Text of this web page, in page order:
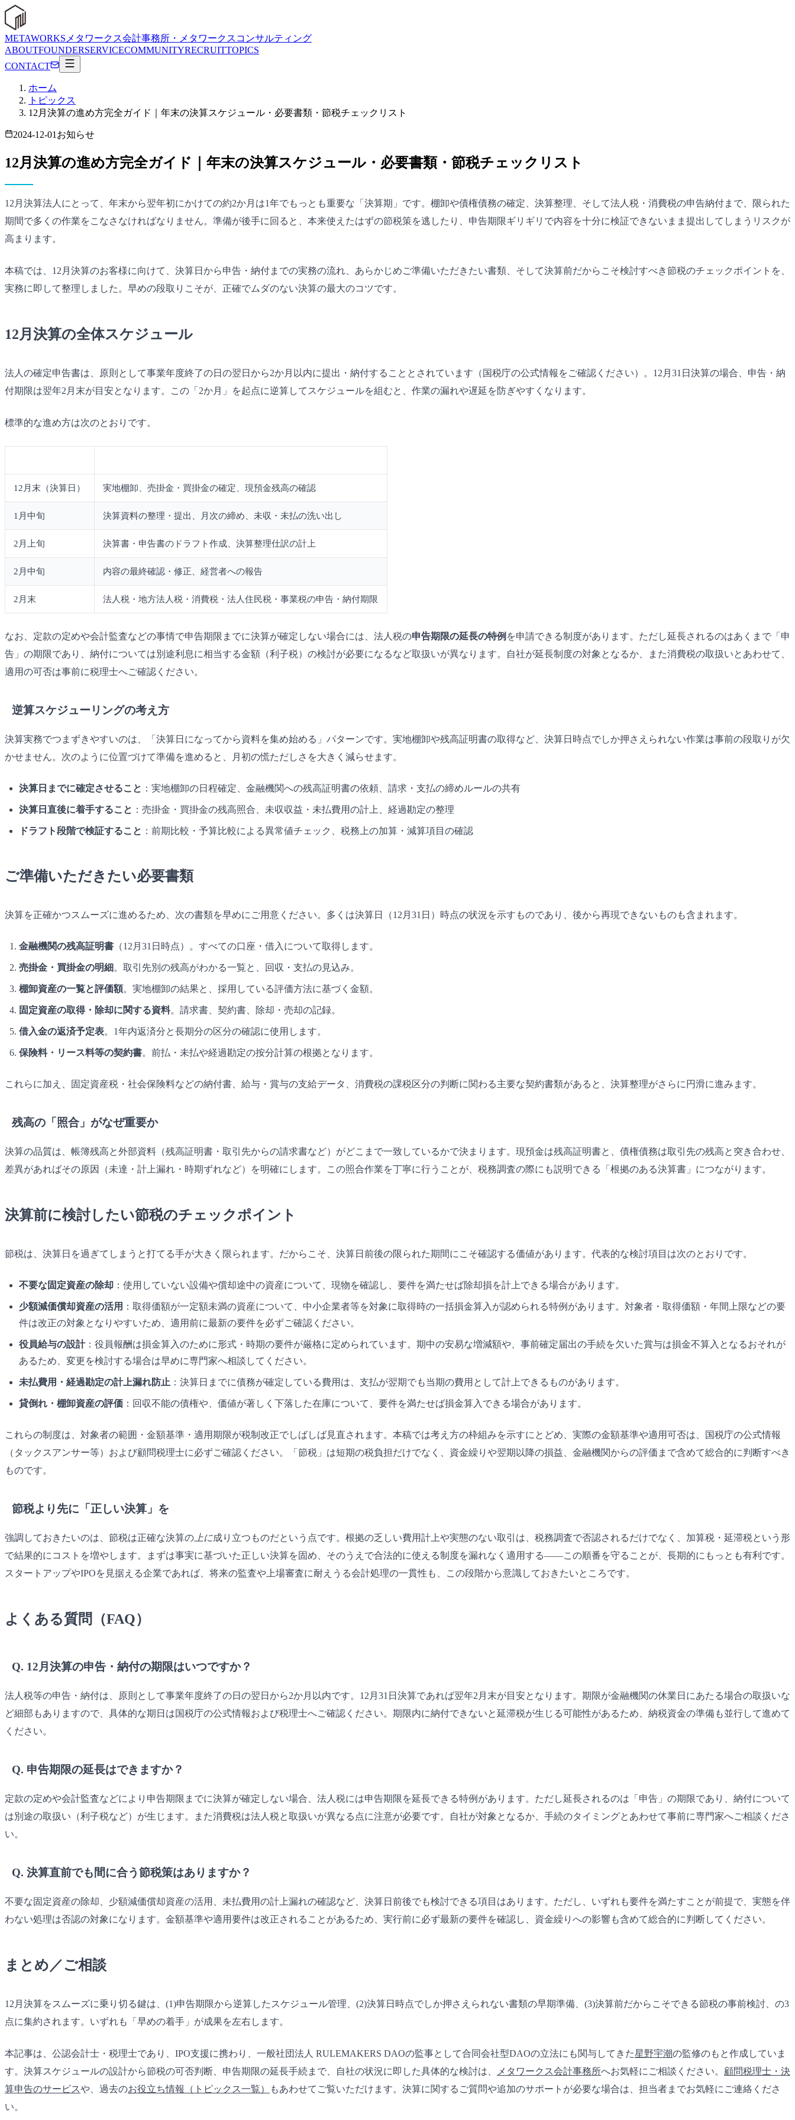
METAWORKS メタワークス会計事務所・メタワークスコンサルティング
ABOUTFOUNDERSERVICECOMMUNITYRECRUITTOPICS
CONTACT
ホーム
トピックス
12月決算の進め方完全ガイド｜年末の決算スケジュール・必要書類・節税チェックリスト
2024-12-01 お知らせ
12月決算の進め方完全ガイド｜年末の決算スケジュール・必要書類・節税チェックリスト
12月決算法人にとって、年末から翌年初にかけての約2か月は1年でもっとも重要な「決算期」です。棚卸や債権債務の確定、決算整理、そして法人税・消費税の申告納付まで、限られた
期間で多くの作業をこなさなければなりません。準備が後手に回ると、本来使えたはずの節税策を逃したり、申告期限ギリギリで内容を十分に検証できないまま提出してしまうリスクが
高まります。
本稿では、12月決算のお客様に向けて、決算日から申告・納付までの実務の流れ、あらかじめご準備いただきたい書類、そして決算前だからこそ検討すべき節税のチェックポイントを、
実務に即して整理しました。早めの段取りこそが、正確でムダのない決算の最大のコツです。
12月決算の全体スケジュール
法人の確定申告書は、原則として事業年度終了の日の翌日から2か月以内に提出・納付することとされています（国税庁の公式情報をご確認ください）。12月31日決算の場合、申告・納
付期限は翌年2月末が目安となります。この「2か月」を起点に逆算してスケジュールを組むと、作業の漏れや遅延を防ぎやすくなります。
標準的な進め方は次のとおりです。
12月末（決算日） 実地棚卸、売掛金・買掛金の確定、現預金残高の確認
1月中旬 決算資料の整理・提出、月次の締め、未収・未払の洗い出し
2月上旬 決算書・申告書のドラフト作成、決算整理仕訳の計上
2月中旬 内容の最終確認・修正、経営者への報告
2月末 法人税・地方法人税・消費税・法人住民税・事業税の申告・納付期限
なお、定款の定めや会計監査などの事情で申告期限までに決算が確定しない場合には、法人税の申告期限の延長の特例 を申請できる制度があります。ただし延長されるのはあくまで「申
告」の期限であり、納付については別途利息に相当する金額（利子税）の検討が必要になるなど取扱いが異なります。自社が延長制度の対象となるか、また消費税の取扱いとあわせて、
適用の可否は事前に税理士へご確認ください。
逆算スケジューリングの考え方
決算実務でつまずきやすいのは、「決算日になってから資料を集め始める」パターンです。実地棚卸や残高証明書の取得など、決算日時点でしか押さえられない作業は事前の段取りが欠
かせません。次のように位置づけて準備を進めると、月初の慌ただしさを大きく減らせます。
決算日までに確定させること ：実地棚卸の日程確定、金融機関への残高証明書の依頼、請求・支払の締めルールの共有
決算日直後に着手すること ：売掛金・買掛金の残高照合、未収収益・未払費用の計上、経過勘定の整理
ドラフト段階で検証すること ：前期比較・予算比較による異常値チェック、税務上の加算・減算項目の確認
ご準備いただきたい必要書類
決算を正確かつスムーズに進めるため、次の書類を早めにご用意ください。多くは決算日（12月31日）時点の状況を示すものであり、後から再現できないものも含まれます。
金融機関の残高証明書 （12月31日時点）。すべての口座・借入について取得します。
売掛金・買掛金の明細 。取引先別の残高がわかる一覧と、回収・支払の見込み。
棚卸資産の一覧と評価額。実地棚卸の結果と、採用している評価方法に基づく金額。
固定資産の取得・除却に関する資料。請求書、契約書、除却・売却の記録。
借入金の返済予定表。1年内返済分と長期分の区分の確認に使用します。
保険料・リース料等の契約書。前払・未払や経過勘定の按分計算の根拠となります。
これらに加え、固定資産税・社会保険料などの納付書、給与・賞与の支給データ、消費税の課税区分の判断に関わる主要な契約書類があると、決算整理がさらに円滑に進みます。
残高の「照合」がなぜ重要か
決算の品質は、帳簿残高と外部資料（残高証明書・取引先からの請求書など）がどこまで一致しているかで決まります。現預金は残高証明書と、債権債務は取引先の残高と突き合わせ、
差異があればその原因（未達・計上漏れ・時期ずれなど）を明確にします。この照合作業を丁寧に行うことが、税務調査の際にも説明できる「根拠のある決算書」につながります。
決算前に検討したい節税のチェックポイント
節税は、決算日を過ぎてしまうと打てる手が大きく限られます。だからこそ、決算日前後の限られた期間にこそ確認する価値があります。代表的な検討項目は次のとおりです。
不要な固定資産の除却 ：使用していない設備や償却途中の資産について、現物を確認し、要件を満たせば除却損を計上できる場合があります。
少額減価償却資産の活用 ：取得価額が一定額未満の資産について、中小企業者等を対象に取得時の一括損金算入が認められる特例があります。対象者・取得価額・年間上限などの要
件は改正の対象となりやすいため、適用前に最新の要件を必ずご確認ください。
役員給与の設計：役員報酬は損金算入のために形式・時期の要件が厳格に定められています。期中の安易な増減額や、事前確定届出の手続を欠いた賞与は損金不算入となるおそれが
あるため、変更を検討する場合は早めに専門家へ相談してください。
未払費用・経過勘定の計上漏れ防止 ：決算日までに債務が確定している費用は、支払が翌期でも当期の費用として計上できるものがあります。
貸倒れ・棚卸資産の評価 ：回収不能の債権や、価値が著しく下落した在庫について、要件を満たせば損金算入できる場合があります。
これらの制度は、対象者の範囲・金額基準・適用期限が税制改正でしばしば見直されます。本稿では考え方の枠組みを示すにとどめ、実際の金額基準や適用可否は、国税庁の公式情報
（タックスアンサー等）および顧問税理士に必ずご確認ください。「節税」は短期の税負担だけでなく、資金繰りや翌期以降の損益、金融機関からの評価まで含めて総合的に判断すべき
ものです。
節税より先に「正しい決算」を
強調しておきたいのは、節税は正確な決算の 上に成り立つものだという点です。根拠の乏しい費用計上や実態のない取引は、税務調査で否認されるだけでなく、加算税・延滞税という形
で結果的にコストを増やします。まずは事実に基づいた正しい決算を固め、そのうえで合法的に使える制度を漏れなく適用する——この順番を守ることが、長期的にもっとも有利です。
スタートアップやIPOを見据える企業であれば、将来の監査や上場審査に耐えうる会計処理の一貫性も、この段階から意識しておきたいところです。
よくある質問（FAQ）
Q. 12月決算の申告・納付の期限はいつですか？
法人税等の申告・納付は、原則として事業年度終了の日の翌日から2か月以内です。12月31日決算であれば翌年2月末が目安となります。期限が金融機関の休業日にあたる場合の取扱いな
ど細部もありますので、具体的な期日は国税庁の公式情報および税理士へご確認ください。期限内に納付できないと延滞税が生じる可能性があるため、納税資金の準備も並行して進めて
ください。
Q. 申告期限の延長はできますか？
定款の定めや会計監査などにより申告期限までに決算が確定しない場合、法人税には申告期限を延長できる特例があります。ただし延長されるのは「申告」の期限であり、納付について
は別途の取扱い（利子税など）が生じます。また消費税は法人税と取扱いが異なる点に注意が必要です。自社が対象となるか、手続のタイミングとあわせて事前に専門家へご相談くださ
い。
Q. 決算直前でも間に合う節税策はありますか？
不要な固定資産の除却、少額減価償却資産の活用、未払費用の計上漏れの確認など、決算日前後でも検討できる項目はあります。ただし、いずれも要件を満たすことが前提で、実態を伴
わない処理は否認の対象になります。金額基準や適用要件は改正されることがあるため、実行前に必ず最新の要件を確認し、資金繰りへの影響も含めて総合的に判断してください。
まとめ／ご相談
12月決算をスムーズに乗り切る鍵は、(1)申告期限から逆算したスケジュール管理、(2)決算日時点でしか押さえられない書類の早期準備、(3)決算前だからこそできる節税の事前検討、の3
点に集約されます。いずれも「早めの着手」が成果を左右します。
本記事は、公認会計士・税理士であり、IPO支援に携わり、一般社団法人 RULEMAKERS DAOの監事として合同会社型DAOの立法にも関与してきた星野宇潮の監修のもと作成していま
す。決算スケジュールの設計から節税の可否判断、申告期限の延長手続まで、自社の状況に即した具体的な検討は、
メタワークス会計事務所へお気軽にご相談ください。 顧問税理士・決
算申告のサービスや、過去のお役立ち情報（トピックス一覧）
もあわせてご覧いただけます。決算に関するご質問や追加のサポートが必要な場合は、担当者までお気軽にご連絡くださ
い。